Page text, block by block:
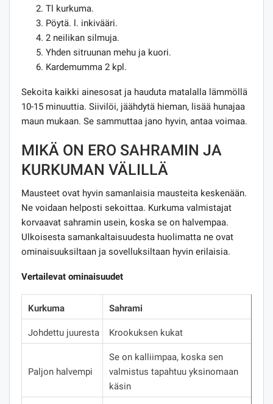
Tl kurkuma.
Pöytä. l. inkivääri.
2 neilikan silmuja.
Yhden sitruunan mehu ja kuori.
Kardemumma 2 kpl.
Sekoita kaikki ainesosat ja hauduta matalalla lämmöllä
10-15 minuuttia. Siivilöi, jäähdytä hieman, lisää hunajaa
maun mukaan. Se sammuttaa jano hyvin, antaa voimaa.
MIKÄ ON ERO SAHRAMIN JA
KURKUMAN VÄLILLÄ
Mausteet ovat hyvin samanlaisia ​​mausteita keskenään.
Ne voidaan helposti sekoittaa. Kurkuma valmistajat
korvaavat sahramin usein, koska se on halvempaa.
Ulkoisesta samankaltaisuudesta huolimatta ne ovat
ominaisuuksiltaan ja sovelluksiltaan hyvin erilaisia.
Vertailevat ominaisuudet
Kurkuma Sahrami
Johdettu juuresta Krookuksen kukat
Paljon halvempi
Se on kalliimpaa, koska sen
valmistus tapahtuu yksinomaan
käsin